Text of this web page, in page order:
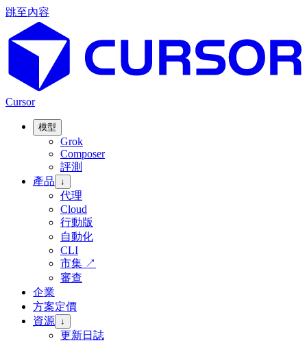
跳至內容
Cursor
模型
Grok
Composer
評測
產品
↓
代理
Cloud
行動版
自動化
CLI
市集 ↗
審查
企業
方案定價
資源 ↓
更新日誌